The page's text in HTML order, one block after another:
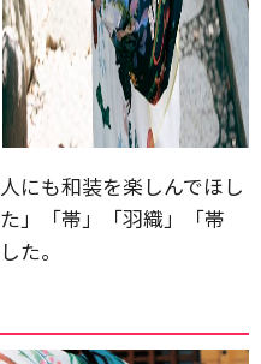
にも和装を楽しんでほし
」「帯」「羽織」「帯
た。